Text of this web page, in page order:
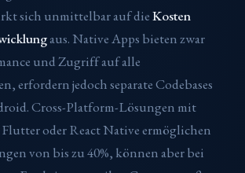
sich unmittelbar auf dieKosten
aus. Native Apps bieten zwar
und Zugriff auf alle
erfordern jedoch separate Codebases
Cross-Platform-Lösungen mit
Flutter oder React Native ermöglichen
von bis zu 40%, können aber bei